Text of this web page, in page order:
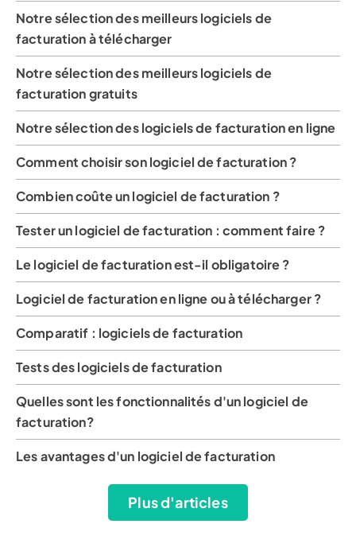
Notre sélection des meilleurs logiciels de
facturation à télécharger
Notre sélection des meilleurs logiciels de
facturation gratuits
Notre sélection des logiciels de facturation en ligne
Comment choisir son logiciel de facturation ?
Combien coûte un logiciel de facturation ?
Tester un logiciel de facturation : comment faire ?
Le logiciel de facturation est-il obligatoire ?
Logiciel de facturation en ligne ou à télécharger ?
Comparatif : logiciels de facturation
Tests des logiciels de facturation
Quelles sont les fonctionnalités d'un logiciel de
facturation?
Les avantages d'un logiciel de facturation
Plus d'articles